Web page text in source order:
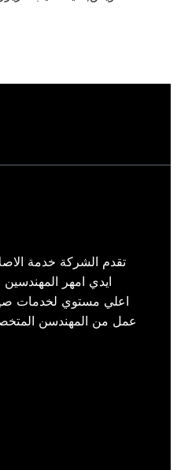
تقدم الشركة خدمة
ايدي امهر
اعلي مستوي لخدمات
عمل من المهندسن